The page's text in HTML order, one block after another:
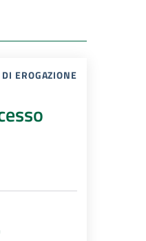
DI EROGAZIONE